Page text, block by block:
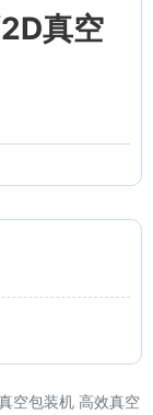
真空
空包装机 高效真空